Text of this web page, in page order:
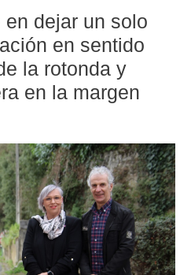
dejar un solo
en sentido
la rotonda y
en la margen